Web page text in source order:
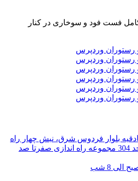
کامل فست فود و سوخاری در کنار
بلوار فردوس شرق، نبش چهار راه
رامین پلاک 280، واحد 304 مجموعه راه اندازی صفرتا صد